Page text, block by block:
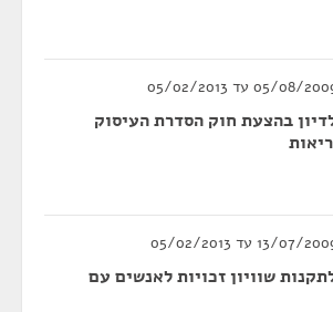
בהצעת חוק הסדרת העיסוק
שוויון זכויות לאנשים עם